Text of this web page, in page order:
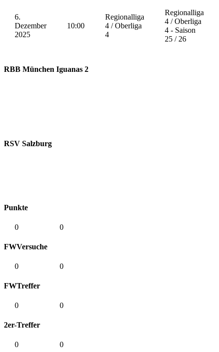
6.
Dezember
2025
10:00
Regionalliga
4 / Oberliga
4
Regionalliga
4 / Oberliga
4 - Saison
25 / 26
RBB München Iguanas 2
RSV Salzburg
Punkte
0 0
FWVersuche
0 0
FWTreffer
0 0
2er-Treffer
0 0